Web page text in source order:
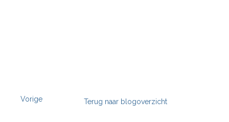
Vorige Terug naar blogoverzicht